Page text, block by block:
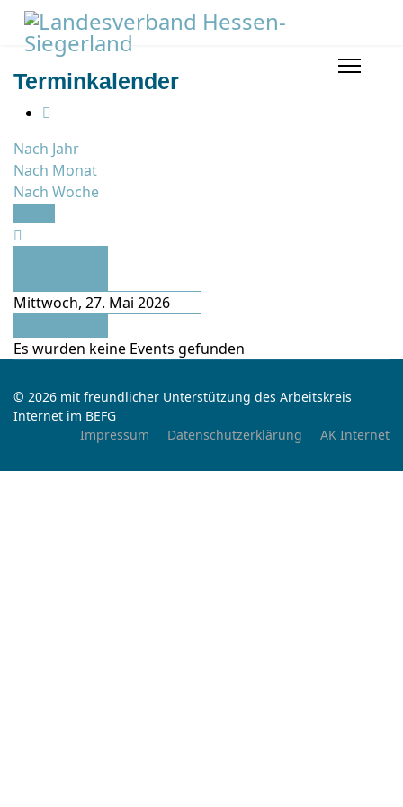
Terminkalender
Nach Jahr
Nach Monat
Nach Woche
Mittwoch, 27. Mai 2026
Es wurden keine Events gefunden
© 2026 mit freundlicher Unterstützung des Arbeitskreis
Internet im BEFG
Impressum
Datenschutzerklärung AK Internet